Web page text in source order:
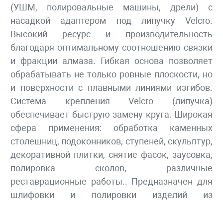
(УШМ, полировальные машины, дрели) с
насадкой адаптером под липучку Velcro.
Высокий ресурс и производительность
благодаря оптимальному соотношению связки
и фракции алмаза. Гибкая основа позволяет
обрабатывать не только ровные плоскости, но
и поверхности с плавными линиями изгибов.
Система крепления Velcro (липучка)
обеспечивает быструю замену круга. Широкая
сфера применения: обработка каменных
столешниц, подоконников, ступеней, скульптур,
декоративной плитки, снятие фасок, заусовка,
полировка сколов, различные
реставрационные работы.. Предназначен для
шлифовки и полировки изделий из